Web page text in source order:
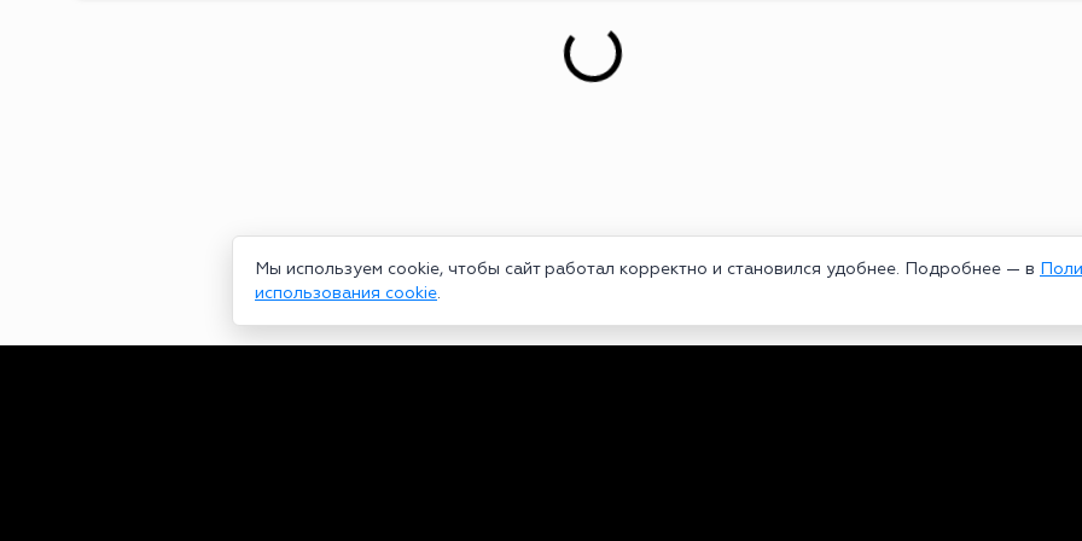
Мы используем cookie, чтобы сайт работал корректно и становился удобнее. Подробнее — в
использования cookie.